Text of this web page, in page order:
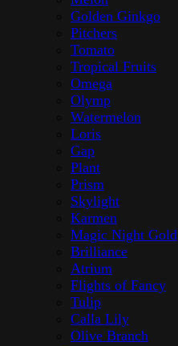
Golden Ginkgo
Pitchers
Tomato
Tropical Fruits
Omega
Olymp
Watermelon
Loris
Gap
Plant
Prism
Skylight
Karmen
Magic Night Gold
Brilliance
Atrium
Flights of Fancy
Tulip
Calla Lily
Olive Branch